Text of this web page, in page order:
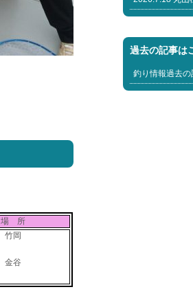
場 所
竹岡
金谷
過去の記事は
釣り情報過去の